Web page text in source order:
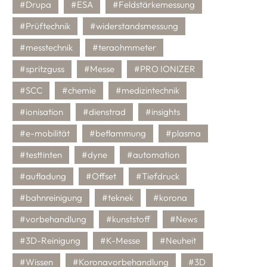
#Drupa
#ESA
#Feldstärkemessung
#Prüftechnik
#widerstandsmessung
#messtechnik
#teraohmmeter
#spritzguss
#Messe
#PRO IONIZER
#SCC
#chemie
#medizintechnik
#ionisation
#dienstrad
#insights
#e-mobilität
#beflammung
#plasma
#testtinten
#dyne
#automation
#aufladung
#Offset
#Tiefdruck
#bahnreinigung
#teknek
#korona
#vorbehandlung
#kunststoff
#News
#3D-Reinigung
#K-Messe
#Neuheit
#Wissen
#Koronavorbehandlung #3D